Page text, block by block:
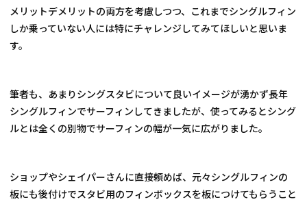
メリットデメリットの両方を考慮しつつ、これまでシングルフィン
しか乗っていない人には特にチャレンジしてみてほしいと思いま
す。
筆者も、あまりシングスタビについて良いイメージが湧かず長年
シングルフィンでサーフィンしてきましたが、使ってみるとシング
ルとは全くの別物でサーフィンの幅が一気に広がりました。
ショップやシェイパーさんに直接頼めば、元々シングルフィンの
板にも後付けでスタビ用のフィンボックスを板につけてもらうこと